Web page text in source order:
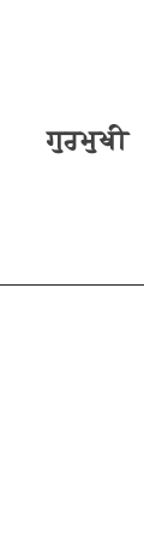
ਗੁਰਮੁਖੀ